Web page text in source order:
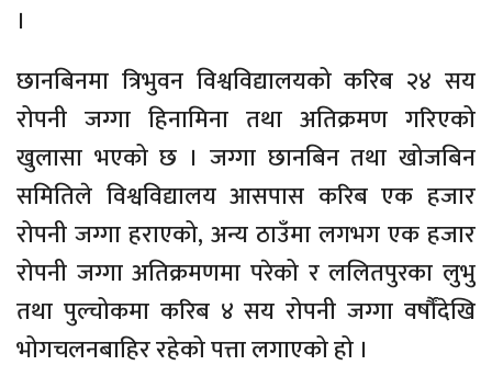
।
छानबिनमा त्रिभुवन विश्वविद्यालयको करिब २४ सय
रोपनी जग्गा हिनामिना तथा अतिक्रमण गरिएको
खुलासा भएको छ । जग्गा छानबिन तथा खोजबिन
समितिले विश्वविद्यालय आसपास करिब एक हजार
रोपनी जग्गा हराएको, अन्य ठाउँमा लगभग एक हजार
रोपनी जग्गा अतिक्रमणमा परेको र ललितपुरका लुभु
तथा पुल्चोकमा करिब ४ सय रोपनी जग्गा वर्षौंदेखि
भोगचलनबाहिर रहेको पत्ता लगाएको हो ।